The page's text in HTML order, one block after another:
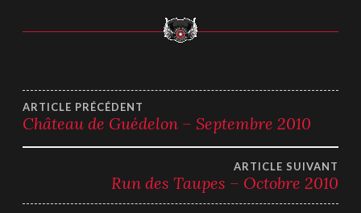
Navigation
de
l’article
ARTICLE PRÉCÉDENT
Château de Guédelon – Septembre 2010
ARTICLE SUIVANT
Run des Taupes – Octobre 2010